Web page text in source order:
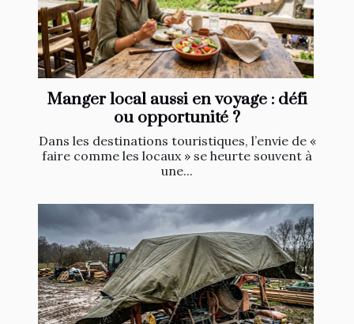
Manger local aussi en voyage : défi
ou opportunité ?
Dans les destinations touristiques, l’envie de «
faire comme les locaux » se heurte souvent à
une...